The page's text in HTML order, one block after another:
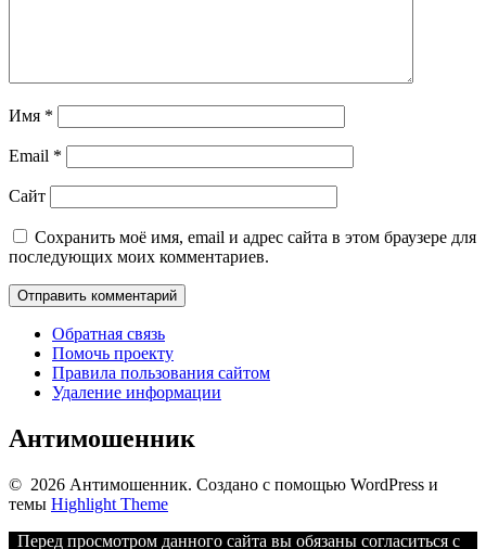
Имя *
Email *
Сайт
Сохранить моё имя, email и адрес сайта в этом браузере для
последующих моих комментариев.
Обратная связь
Помочь проекту
Правила пользования сайтом
Удаление информации
Антимошенник
© 2026 Антимошенник. Создано с помощью WordPress и
темы Highlight Theme
Перед просмотром данного сайта вы обязаны согласиться с